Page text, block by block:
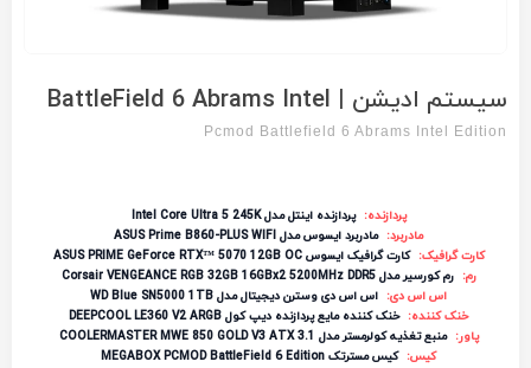
سیستم ادیشن | BattleField 6 Abrams Intel
Pcmod Battlefield 6 Abrams Intel Edition
پردازنده: پردازنده اینتل مدل Intel Core Ultra 5 245K
مادربرد: مادربرد ایسوس مدل ASUS Prime B860-PLUS WIFI
کارت گرافیک: کارت گرافیک ایسوس ASUS PRIME GeForce RTX™ 5070 12GB OC
رم: رم کورسیر مدل Corsair VENGEANCE RGB 32GB 16GBx2 5200MHz DDR5
اس اس دی: اس اس دی وسترن دیجیتال مدل WD Blue SN5000 1TB
خنک کننده: خنک کننده مایع پردازنده دیپ کول DEEPCOOL LE360 V2 ARGB
پاور: منبع تغذیه کولرمستر مدل COOLERMASTER MWE 850 GOLD V3 ATX 3.1
کیس: کیس مسترتک MEGABOX PCMOD BattleField 6 Edition